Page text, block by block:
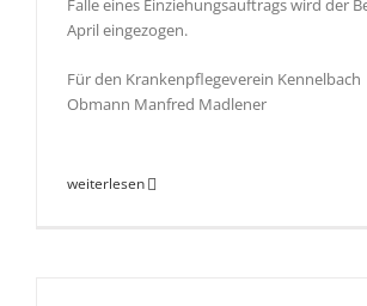
Falle eines Einziehungsauftrags wird der
April eingezogen.
Für den Krankenpflegeverein Kennelbach
Obmann Manfred Madlener
weiterlesen